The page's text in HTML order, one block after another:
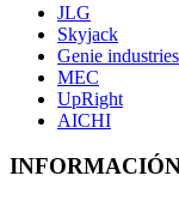
JLG
Skyjack
Genie industries
MEC
UpRight
AICHI